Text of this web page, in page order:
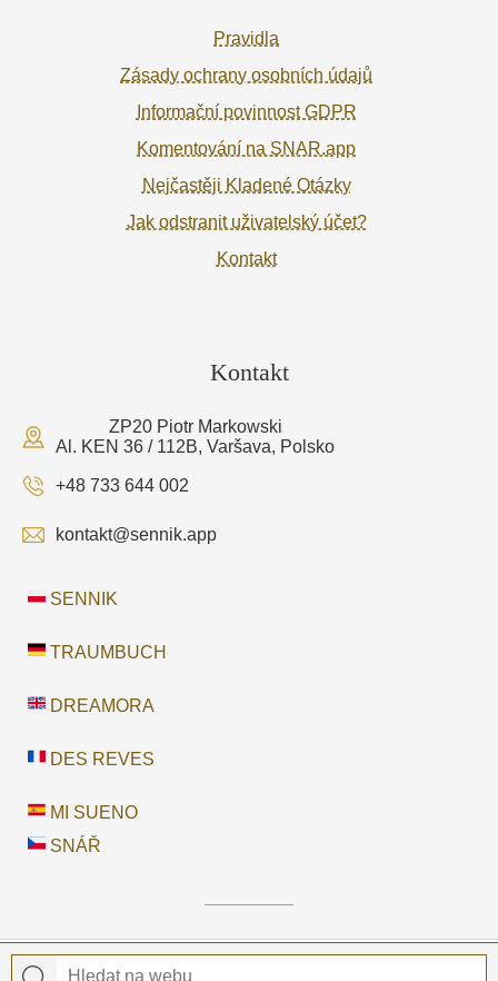
Pravidla
Zásady ochrany osobních údajů
Informační povinnost GDPR
Komentování na SNAR.app
Nejčastěji Kladené Otázky
Jak odstranit uživatelský účet?
Kontakt
Kontakt
ZP20 Piotr Markowski
Al. KEN 36 / 112B, Varšava, Polsko
+48 733 644 002
kontakt@sennik.app
SENNIK
TRAUMBUCH
DREAMORA
DES REVES
MI SUENO
SNÁŘ